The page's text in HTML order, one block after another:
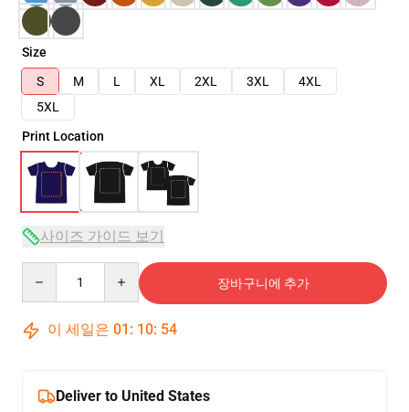
Size
S
M L XL 2XL 3XL
4XL
5XL
Print Location
사이즈 가이드 보기
장바구니에 추가
이 세일은 01 : 10: 53
Deliver to United States